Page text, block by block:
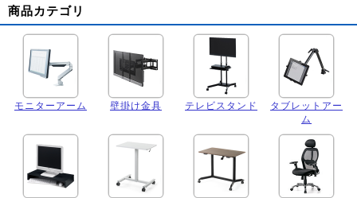
商品カテゴリ
モニターアーム 壁掛け金具 テレビスタンド
タブレットアー
ム